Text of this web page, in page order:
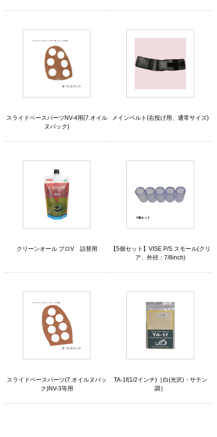
スライドベースパーツNV-4用(7.オイル
ヌバック)
メインベルト(右投げ用、通常サイズ)
クリーンオール プロV 詰替用
【5個セット】VISE P/S スモール(クリ
ア、外径：7/8inch)
スライドベースパーツ(7.オイルヌバッ
ク)NV-3等用
TA-1f(1/2インチ)［白(光沢)・サテン
調］